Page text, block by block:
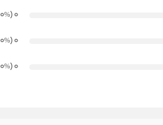
0
(0
%
0
(0
%
0
(0
%